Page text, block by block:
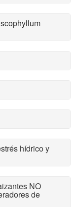
hídrico y
NO
de